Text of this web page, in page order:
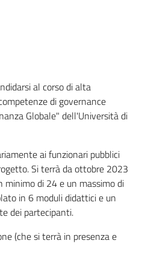
al corso di alta
di governance
Globale" dell'Università di
ai funzionari pubblici
Si terrà da ottobre 2023
minimo di 24 e un massimo di
in 6 moduli didattici e un
dei partecipanti.
(che si terrà in presenza e